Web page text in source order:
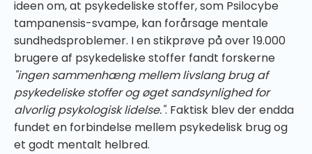
ideen om, at psykedeliske stoffer, som Psilocybe
tampanensis-svampe, kan forårsage mentale
sundhedsproblemer. I en stikprøve på over 19.000
brugere af psykedeliske stoffer fandt forskerne
"ingen sammenhæng mellem livslang brug af
psykedeliske stoffer og øget sandsynlighed for
alvorlig psykologisk lidelse.". Faktisk blev der endda
fundet en forbindelse mellem psykedelisk brug og
et godt mentalt helbred.